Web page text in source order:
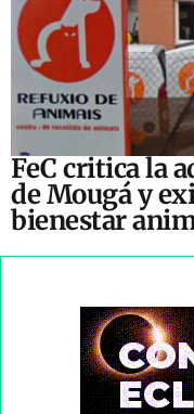
FeC critica la
de Mougá y
bienestar